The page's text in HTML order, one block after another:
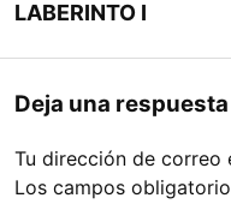
LABERINTO I
Deja una respuesta
Tu dirección de correo
Los campos